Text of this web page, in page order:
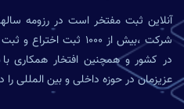
شرکت ،بیش از ۱۰۰۰ ثبت
در کشور و همچنین افتخار همکاری
عزیزمان در حوزه داخلی و بین المللی